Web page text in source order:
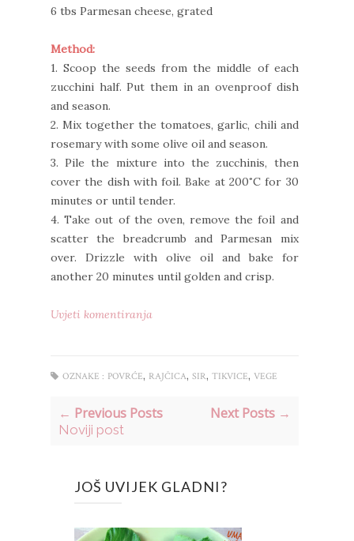
6 tbs Parmesan cheese, grated
Method:
1. Scoop the seeds from the middle of each
zucchini half. Put them in an ovenproof dish
and season.
2. Mix together the tomatoes, garlic, chili and
rosemary with some olive oil and season.
3. Pile the mixture into the zucchinis, then
cover the dish with foil. Bake at 200˚C for 30
minutes or until tender.
4. Take out of the oven, remove the foil and
scatter the breadcrumb and Parmesan mix
over. Drizzle with olive oil and bake for
another 20 minutes until golden and crisp.
Uvjeti komentiranja
OZNAKE : POVRĆE, RAJČICA, SIR, TIKVICE, VEGE
← Previous Posts
Noviji post
Next Posts →
JOŠ UVIJEK GLADNI?